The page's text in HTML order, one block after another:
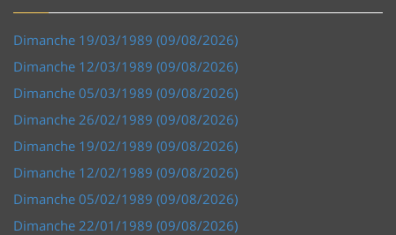
Dimanche 19/03/1989 (09/08/2026)
Dimanche 12/03/1989 (09/08/2026)
Dimanche 05/03/1989 (09/08/2026)
Dimanche 26/02/1989 (09/08/2026)
Dimanche 19/02/1989 (09/08/2026)
Dimanche 12/02/1989 (09/08/2026)
Dimanche 05/02/1989 (09/08/2026)
Dimanche 22/01/1989 (09/08/2026)